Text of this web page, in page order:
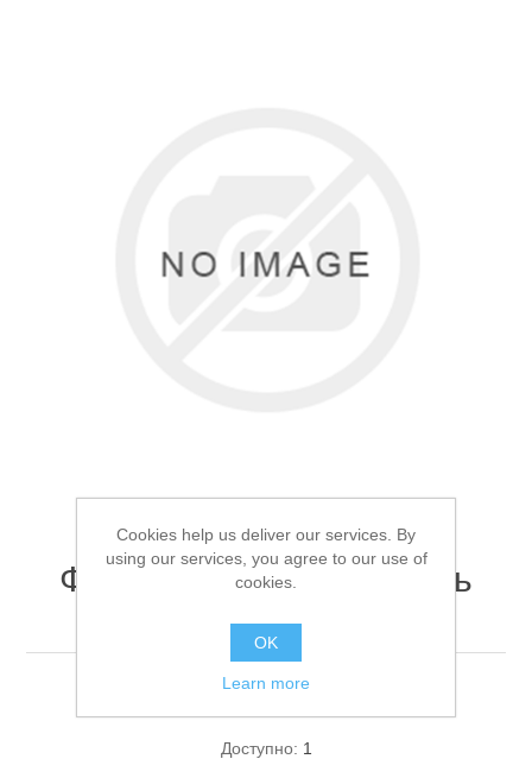
Аксессуары для лодок
Фонарь налобный Огонь
HT-833
Фонарь налобный Огонь HT-833
Доступно: 1
Cookies help us deliver our services. By
using our services, you agree to our use of
cookies.
OK
Learn more